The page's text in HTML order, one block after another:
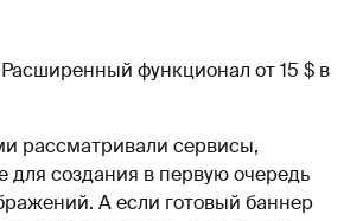
функционал от 15 $ в
рассматривали сервисы,
для создания в первую очередь
А если готовый баннер